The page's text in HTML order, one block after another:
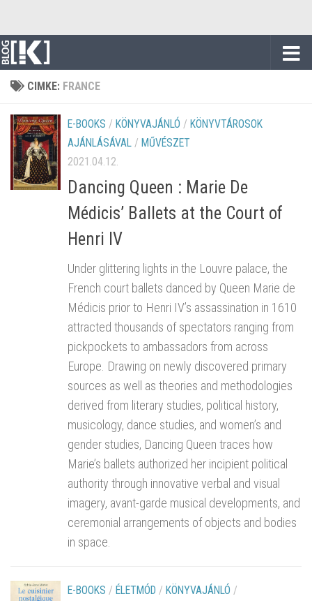
CIMKE: FRANCE
E-BOOKS / KÖNYVAJÁNLÓ / KÖNYVTÁROSOK
AJÁNLÁSÁVAL / MŰVÉSZET
2021.04.12.
Dancing Queen : Marie De
Médicis’ Ballets at the Court of
Henri IV
Under glittering lights in the Louvre palace, the
French court ballets danced by Queen Marie de
Médicis prior to Henri IV’s assassination in 1610
attracted thousands of spectators ranging from
pickpockets to ambassadors from across
Europe. Drawing on newly discovered primary
sources as well as theories and methodologies
derived from literary studies, political history,
musicology, dance studies, and women’s and
gender studies, Dancing Queen traces how
Marie’s ballets authorized her incipient political
authority through innovative verbal and visual
imagery, avant-garde musical developments, and
ceremonial arrangements of objects and bodies
in space.
E-BOOKS / ÉLETMÓD / KÖNYVAJÁNLÓ /